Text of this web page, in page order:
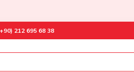
212 695 68 38